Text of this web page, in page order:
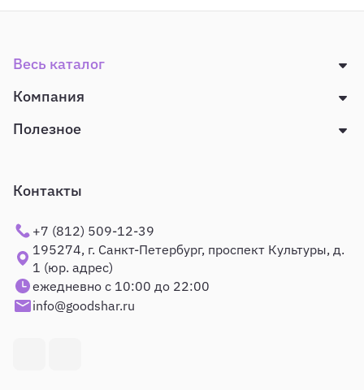
Весь каталог
Компания
Полезное
Контакты
+7 (812) 509-12-39
195274, г. Санкт-Петербург, проспект Культуры, д.
1 (юр. адрес)
ежедневно с 10:00 до 22:00
info@goodshar.ru